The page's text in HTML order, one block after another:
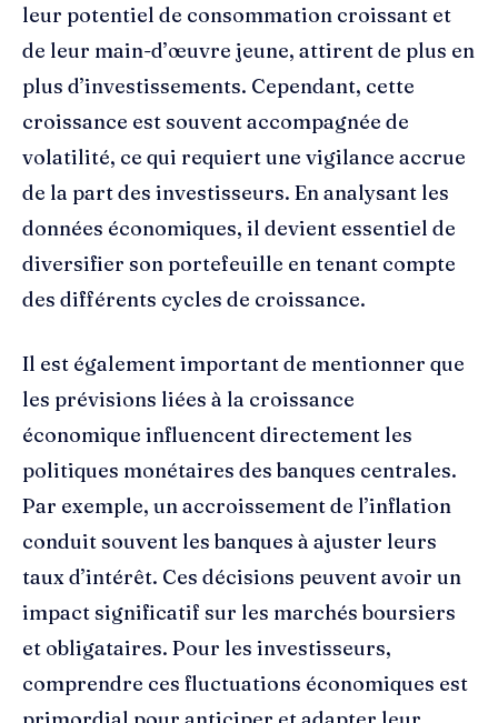
leur potentiel de consommation croissant et
de leur main-d’œuvre jeune, attirent de plus en
plus d’investissements. Cependant, cette
croissance est souvent accompagnée de
volatilité, ce qui requiert une vigilance accrue
de la part des investisseurs. En analysant les
données économiques, il devient essentiel de
diversifier son portefeuille en tenant compte
des différents cycles de croissance.
Il est également important de mentionner que
les prévisions liées à la croissance
économique influencent directement les
politiques monétaires des banques centrales.
Par exemple, un accroissement de l’inflation
conduit souvent les banques à ajuster leurs
taux d’intérêt. Ces décisions peuvent avoir un
impact significatif sur les marchés boursiers
et obligataires. Pour les investisseurs,
comprendre ces fluctuations économiques est